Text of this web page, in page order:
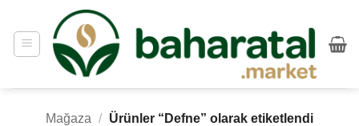
atla
Mağaza / Ürünler “Defne” olarak etiketlendi